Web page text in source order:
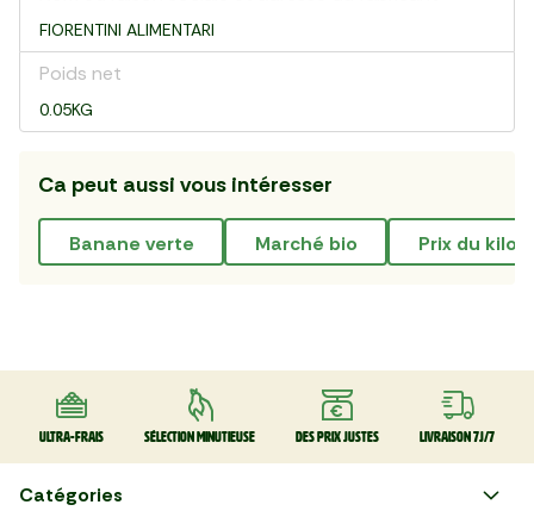
FIORENTINI ALIMENTARI
Poids net
0.05KG
Ca peut aussi vous intéresser
banane verte marché bio prix du kilo
Ultra-frais Sélection minutieuse Des prix justes Livraison 7J/7
Catégories